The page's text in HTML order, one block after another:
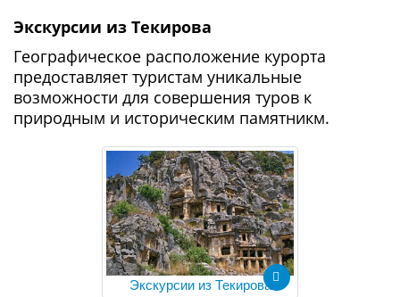
Экскурсии из Текирова
Географическое расположение курорта
предоставляет туристам уникальные
возможности для совершения туров к
природным и историческим памятникм.
Экскурсии из Текирова